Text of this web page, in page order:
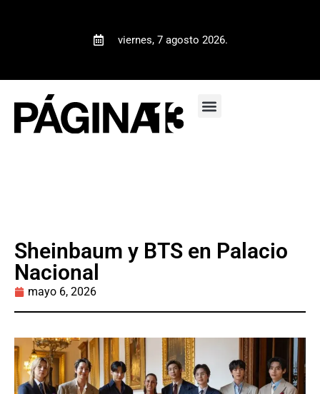
viernes, 7 agosto 2026.
Sheinbaum y BTS en Palacio
Nacional
mayo 6, 2026